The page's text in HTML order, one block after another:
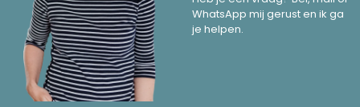
WhatsApp mij gerust en ik ga
je helpen.